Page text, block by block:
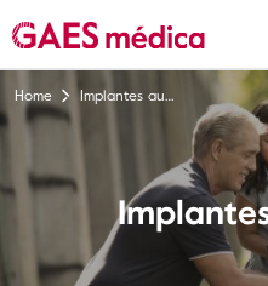
Home Implantes auditivos